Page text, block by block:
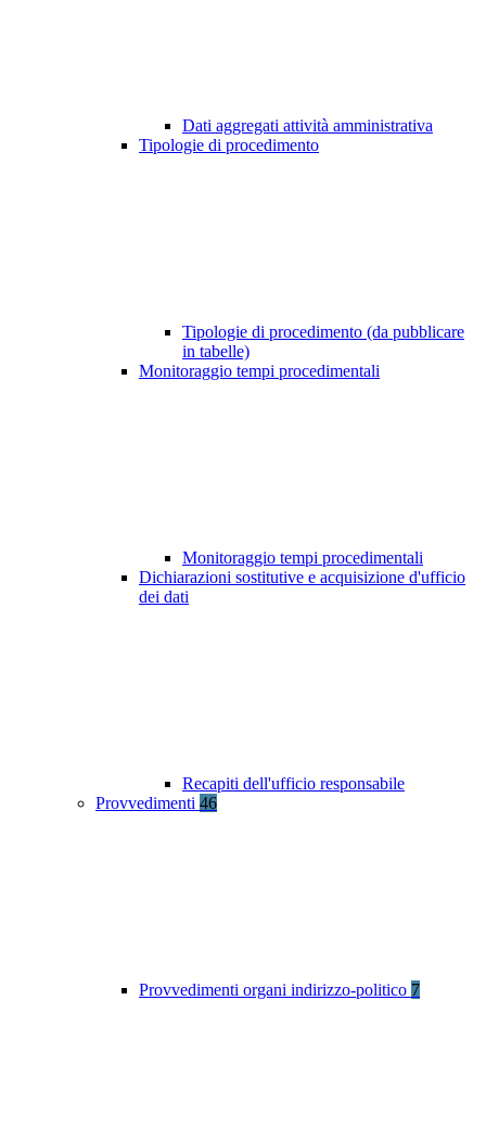
Dati aggregati attività amministrativa
Tipologie di procedimento
Tipologie di procedimento (da pubblicare
in tabelle)
Monitoraggio tempi procedimentali
Monitoraggio tempi procedimentali
Dichiarazioni sostitutive e acquisizione d'ufficio
dei dati
Recapiti dell'ufficio responsabile
Provvedimenti 46
Provvedimenti organi indirizzo-politico 7